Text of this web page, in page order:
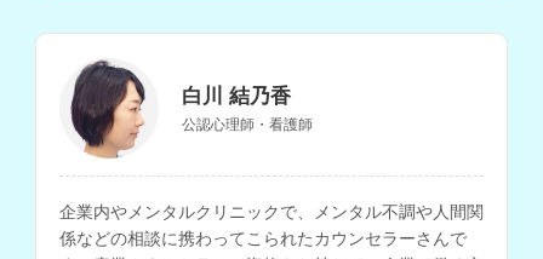
白川 結乃香
公認心理師・看護師
企業内やメンタルクリニックで、メンタル不調や人間関
係などの相談に携わってこられたカウンセラーさんで